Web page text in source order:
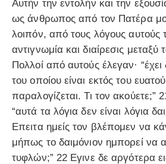
Αυτήν την εντολήν και την
ως άνθρωπος από τον Πατέρα
λοιπόν, από τους λόγους αυτούς
αντιγνωμία και διαίρεσις
Πολλοί από αυτούς έλεγαν· “έχει
του οποίου είναι εκτός του
παραλογίζεται. Τι τον ακούετε;”
“αυτά τα λόγια δεν είναι λόγια
Επειτα ημείς τον βλέπομεν να
μήπως το δαιμόνιον ημπορεί να
τυφλών;” 22 Εγινε δε αργότερα